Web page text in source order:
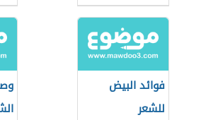
فوائد البيض
للشعر